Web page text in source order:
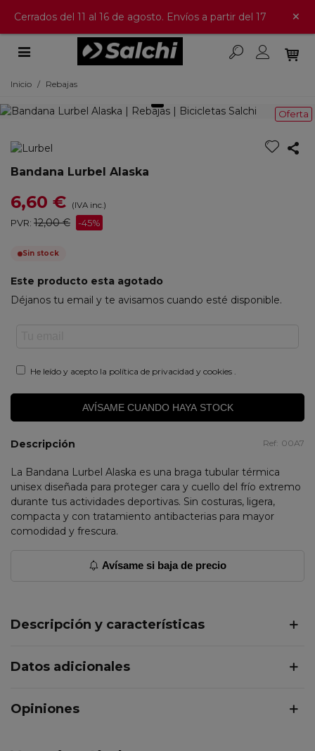
Cerrados del 11 al 16 de agosto. Envíos a partir del 17 ×
Inicio / Rebajas
Oferta
Bandana Lurbel Alaska
6,60 € (IVA inc.)
PVR: 12,00 € -45%
Sin stock
Este producto esta agotado
Déjanos tu email y te avisamos cuando esté disponible.
He leído y acepto la política de privacidad y cookies .
AVÍSAME CUANDO HAYA STOCK
Descripción Ref: 00A7
La Bandana Lurbel Alaska es una braga tubular térmica
unisex diseñada para proteger cara y cuello del frío extremo
durante tus actividades deportivas. Sin costuras, ligera,
compacta y con tratamiento antibacterias para mayor
comodidad y frescura.
Avísame si baja de precio
Descripción y características
Datos adicionales
Opiniones